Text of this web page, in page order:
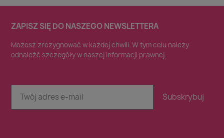
ZAPISZ SIĘ DO NASZEGO NEWSLETTERA
Możesz zrezygnować w każdej chwili. W tym celu należy
odnaleźć szczegóły w naszej informacji prawnej.
Subskrybuj